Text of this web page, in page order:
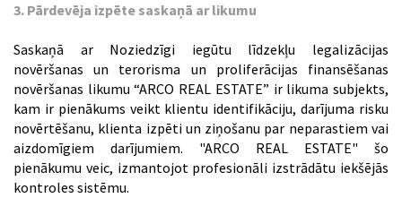
3. Pārdevēja izpēte saskaņā ar likumu
Saskaņā ar Noziedzīgi iegūtu līdzekļu legalizācijas
novēršanas un terorisma un proliferācijas finansēšanas
novēršanas likumu “ARCO REAL ESTATE” ir likuma subjekts,
kam ir pienākums veikt klientu identifikāciju, darījuma risku
novērtēšanu, klienta izpēti un ziņošanu par neparastiem vai
aizdomīgiem darījumiem. "ARCO REAL ESTATE" šo
pienākumu veic, izmantojot profesionāli izstrādātu iekšējās
kontroles sistēmu.